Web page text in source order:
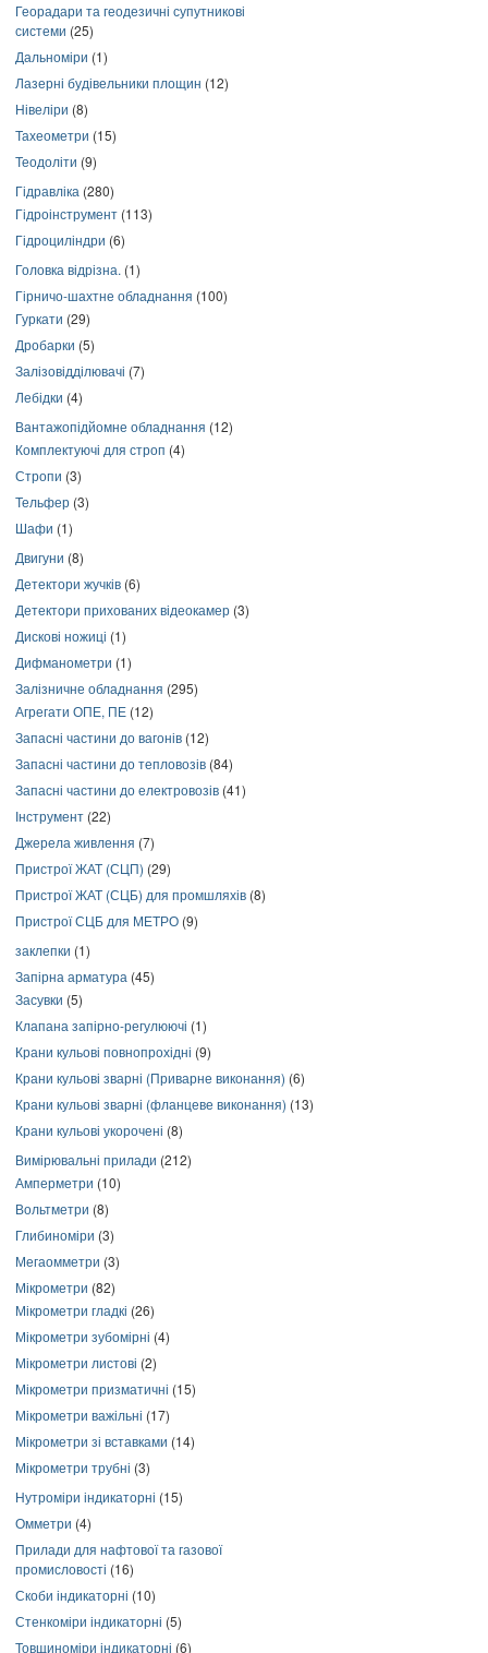
Георадари та геодезичні супутникові
системи (25)
Дальноміри (1)
Лазерні будівельники площин (12)
Нівеліри (8)
Тахеометри (15)
Теодоліти (9)
Гідравліка (280)
Гідроінструмент (113)
Гідроциліндри (6)
Головка відрізна. (1)
Гірничо-шахтне обладнання (100)
Гуркати (29)
Дробарки (5)
Залізовідділювачі (7)
Лебідки (4)
Вантажопідйомне обладнання (12)
Комплектуючі для строп (4)
Стропи (3)
Тельфер (3)
Шафи (1)
Двигуни (8)
Детектори жучків (6)
Детектори прихованих відеокамер (3)
Дискові ножиці (1)
Дифманометри (1)
Залізничне обладнання (295)
Агрегати ОПЕ, ПЕ (12)
Запасні частини до вагонів (12)
Запасні частини до тепловозів (84)
Запасні частини до електровозів (41)
Інструмент (22)
Джерела живлення (7)
Пристрої ЖАТ (СЦП) (29)
Пристрої ЖАТ (СЦБ) для промшляхів (8)
Пристрої СЦБ для МЕТРО (9)
заклепки (1)
Запірна арматура (45)
Засувки (5)
Клапана запірно-регулюючі (1)
Крани кульові повнопрохідні (9)
Крани кульові зварні (Приварне виконання) (6)
Крани кульові зварні (фланцеве виконання) (13)
Крани кульові укорочені (8)
Вимірювальні прилади (212)
Амперметри (10)
Вольтметри (8)
Глибиноміри (3)
Мегаомметри (3)
Мікрометри (82)
Мікрометри гладкі (26)
Мікрометри зубомірні (4)
Мікрометри листові (2)
Мікрометри призматичні (15)
Мікрометри важільні (17)
Мікрометри зі вставками (14)
Мікрометри трубні (3)
Нутроміри індикаторні (15)
Омметри (4)
Прилади для нафтової та газової
промисловості (16)
Скоби індикаторні (10)
Стенкоміри індикаторні (5)
Товщиноміри індикаторні (6)